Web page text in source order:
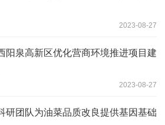
2023-08-27
阳泉高新区优化营商环境推进项目建
2023-08-27
研团队为油菜品质改良提供基因基础